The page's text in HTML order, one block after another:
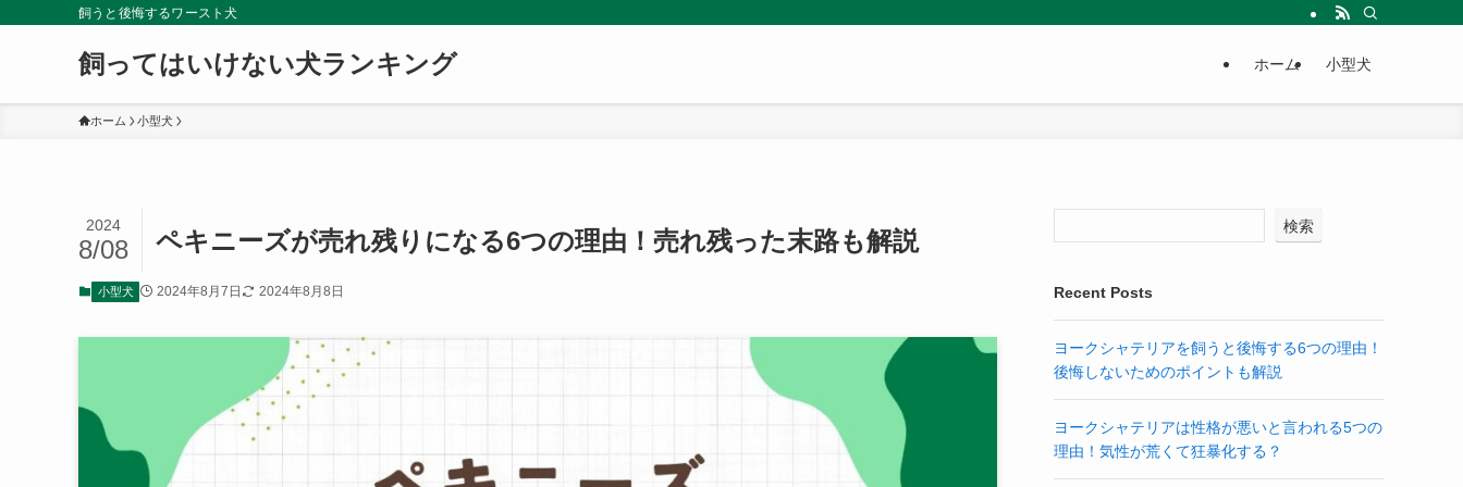
飼うと後悔するワースト犬
飼ってはいけない犬ランキング ホーム 小型犬
ホーム 小型犬
ペキニーズが売れ残りになる6つの理由！売れ残った末路も解説
2024
8/08
小型犬 2024年8月7日 2024年8月8日
検索
Recent Posts
ヨークシャテリアを飼うと後悔する6つの理由！
後悔しないためのポイントも解説
ヨークシャテリアは性格が悪いと言われる5つの
理由！気性が荒くて狂暴化する？